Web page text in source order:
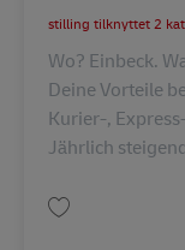
stilling
Wo? Einbeck.
Deine Vorteile
Kurier-,
Jährlich